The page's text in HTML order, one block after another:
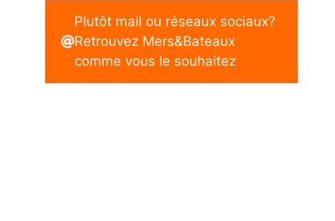
Plutôt mail ou réseaux sociaux?
Retrouvez Mers&Bateaux
comme vous le souhaitez